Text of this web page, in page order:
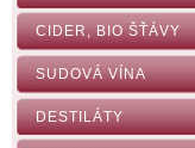
CIDER, BIO ŠŤÁVY
SUDOVÁ VÍNA
DESTILÁTY